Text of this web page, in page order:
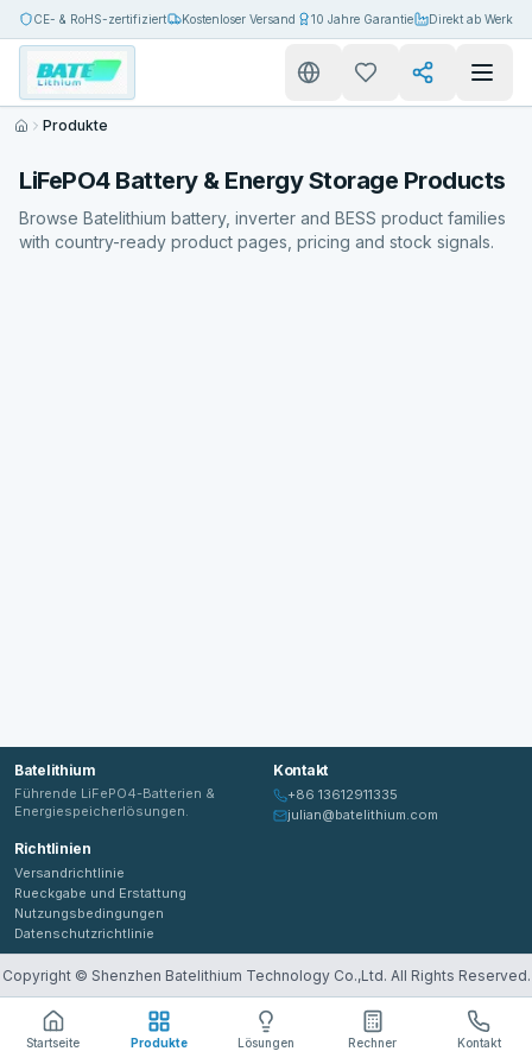
CE- & RoHS-zertifiziert Kostenloser Versand 10 Jahre Garantie Direkt ab Werk
Produkte
LiFePO4 Battery & Energy Storage Products
Browse Batelithium battery, inverter and BESS product families
with country-ready product pages, pricing and stock signals.
Batelithium
Führende LiFePO4-Batterien &
Energiespeicherlösungen.
Kontakt
+86 13612911335
julian@batelithium.com
Richtlinien
Versandrichtlinie
Rueckgabe und Erstattung
Nutzungsbedingungen
Datenschutzrichtlinie
Copyright © Shenzhen Batelithium Technology Co.,Ltd. All Rights Reserved.
Startseite Produkte Lösungen Rechner Kontakt